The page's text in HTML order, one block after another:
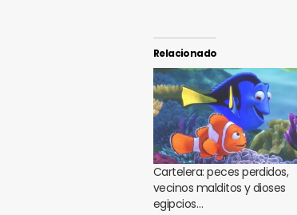
Relacionado
Cartelera: peces perdidos,
vecinos malditos y dioses
egipcios…